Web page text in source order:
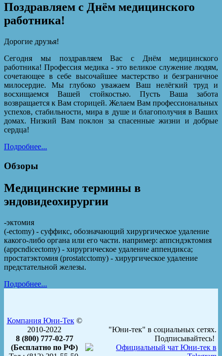
Поздравляем с Днём медицинского
работника!
Дорогие друзья!
Сегодня мы поздравляем Вас с Днём медицинского
работника! Профессия медика - это великое служение людям,
сочетающее в себе высочайшее мастерство и безграничное
милосердие. Мы глубоко уважаем Ваш нелёгкий труд и
восхищаемся Вашей стойкостью. Пусть Ваша забота
возвращается к Вам сторицей. Желаем Вам профессиональных
успехов, стабильности, мира в душе и благополучия в Ваших
домах. Низкий Вам поклон за спасенные жизни и добрые
сердца!
Подробнее...
Обзоры
Медицинские термины в
эндовидеохирургии
-эктомия
(-ectomy) - суффикс, обозначающий хирургическое удаление
какого-либо органа или его части. например: аппсндэктомия
(appcndicectomy) - хирургическое удаление аппендикса;
простатэктомия (prostatcctomy) - хирургическое удаление
предстательной железы.
Подробнее...
Компания Юни-Тек©
2010-2022
8 (800) 777-02-77
(Бесплатно по РФ)
"Юни-тек" в социальных сетях.
Подписывайтесь!